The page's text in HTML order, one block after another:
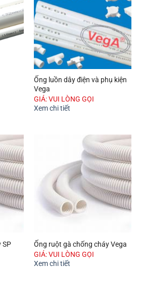
Ống luồn dây điện và phụ kiện
Vega
GIÁ: VUI LÒNG GỌI
Xem chi tiết
SP Ống ruột gà chống cháy Vega
GIÁ: VUI LÒNG GỌI
Xem chi tiết